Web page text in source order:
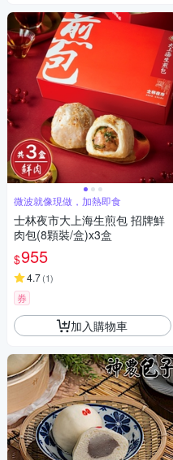
微波就像現做，加熱即食
士林夜市大上海生煎包 招牌鮮
肉包(8顆裝/盒)x3盒
$955
4.7(1)
券
加入購物車